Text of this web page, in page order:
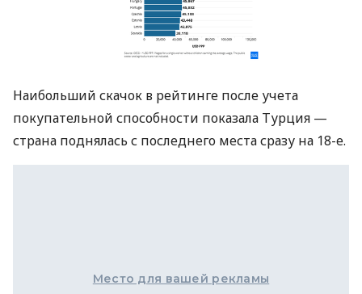
Наибольший скачок в рейтинге после учета
покупательной способности показала Турция —
страна поднялась с последнего места сразу на 18-е.
Место для вашей рекламы